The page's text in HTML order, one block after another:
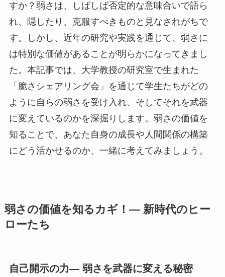
すか？弱さは、しばしば否定的な意味合いで語ら
れ、隠したり、克服すべきものと見なされがちで
す。しかし、近年の研究や実践を通じて、弱さに
は特別な価値があることが明らかになってきまし
た。本記事では、大学教授の研究室で生まれた
「脆さシェアリング会」を通じて学生たちがどの
ように自らの弱さを受け入れ、そしてそれを武器
に変えているのかを深掘りします。弱さの価値を
知ることで、あなた自身の成長や人間関係の構築
にどう活かせるのか、一緒に考えてみましょう。
弱さの価値を知るカギ！— 新時代のヒー
ローたち
自己開示の力— 弱さを武器に変える秘密